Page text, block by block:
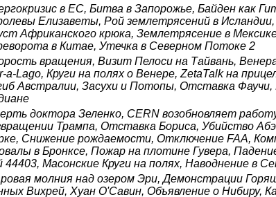
в ЕС, Битва в Запорожье, Байден как
Елизаветы, Рой землетрясений в
Африканского крюка, Землетрясение в
в Китае, Утечка в Северном Потоке 2
вращения, Визит Пелоси на Тайвань,
a-Lago, Круги на полях о Венере, ZetaTalk на
Австралии, Засухи и Потопы, Отставка
доктора Зеленко, CERN возобновляет
Трампа, Отставка Бориса, Убийство
Снижение рождаемости, Отключение FAA,
в Бронксе, Пожар на плотине Гувера,
44403, Масонские Круги на полях, Наводнение
молния над озером Эри, Демонстрации
Вихрей, Хуан О'Савин, Объявление о